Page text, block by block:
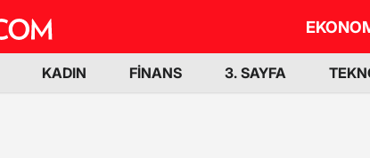
KADIN FİNANS 3. SAYFA